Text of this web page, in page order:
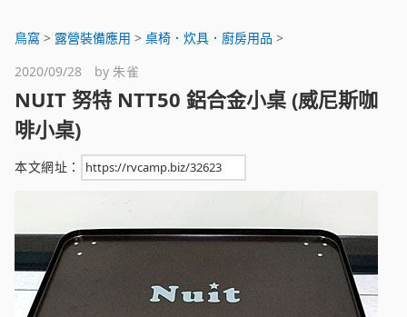
窩
文
章
鳥窩 > 露營裝備應用 > 桌椅．炊具．廚房用品 >
2020/09/28 by 朱雀
NUIT 努特 NTT50 鋁合金小桌 (威尼斯咖
啡小桌)
本文網址：